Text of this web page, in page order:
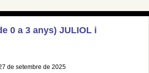
0 a 3 anys) JULIOL i
de setembre de 2025